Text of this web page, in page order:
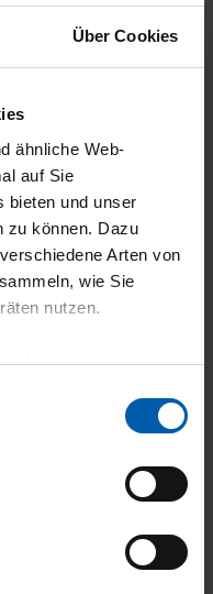
Über Cookies
ähnliche Web-
auf Sie
bieten und unser
zu können. Dazu
Arten von
wie Sie
nutzen.
eine notwendige
zur Auswahl und
Angebote, Anzeigen
und Ihres
Shirts mit
einzugehen.
29.07.2026
29.07.2026